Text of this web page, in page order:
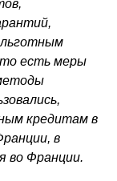
льготным
то есть меры
кредитам в
в
во Франции.